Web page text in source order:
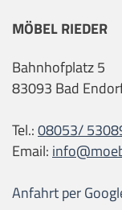
MÖBEL RIEDER
Bahnhofplatz 5
83093 Bad
Tel.:08053/
Email:
Anfahrt per